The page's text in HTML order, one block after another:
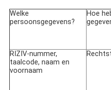
Welke
persoonsgegevens?
Hoe
RIZIV-nummer,
taalcode, naam en
voornaam